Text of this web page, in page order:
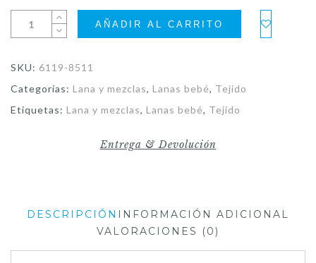
AÑADIR AL CARRITO
SKU: 6119-8511
Categorías: Lana y mezclas, Lanas bebé, Tejido
Etiquetas: Lana y mezclas, Lanas bebé, Tejido
Entrega & Devolución
DESCRIPCIÓN INFORMACIÓN ADICIONAL
VALORACIONES (0)